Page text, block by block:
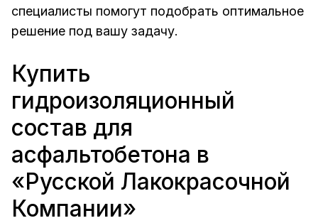
специалисты помогут подобрать оптимальное
решение под вашу задачу.
Купить
гидроизоляционный
состав для
асфальтобетона в
«Русской Лакокрасочной
Компании»